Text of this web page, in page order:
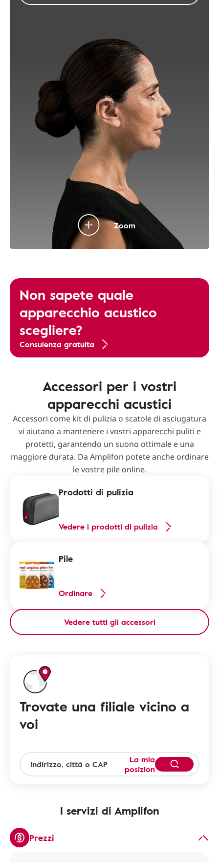
Zoom
Non sapete quale
apparecchio acustico
scegliere?
Consulenza gratuita
Accessori per i vostri
apparecchi acustici
Accessori come kit di pulizia o scatole di asciugatura
vi aiutano a mantenere i vostri apparecchi puliti e
protetti, garantendo un suono ottimale e una
maggiore durata. Da Amplifon potete anche ordinare
le vostre pile online.
Prodotti di pulizia
Vedere i prodotti di pulizia
Pile
Ordinare
Vedere tutti gli accessori
Trovate una filiale vicino a
voi
La mia
posizion
I servizi di Amplifon
Prezzi